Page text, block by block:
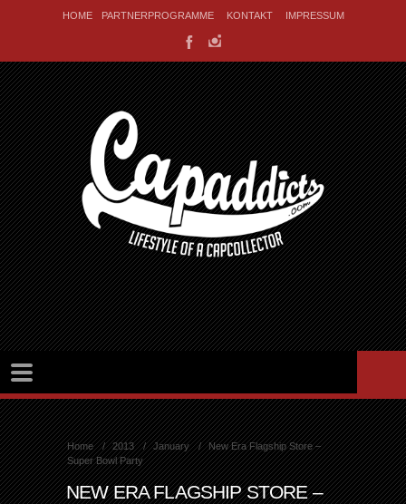
HOME PARTNERPROGRAMME KONTAKT IMPRESSUM
Home 2013 January
New Era Flagship Store –
Super Bowl Party
NEW ERA FLAGSHIP STORE –